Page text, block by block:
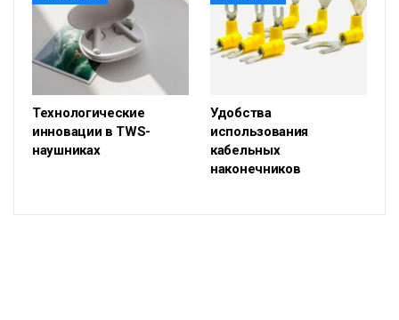
Технологические
инновации в TWS-
наушниках
Удобства
использования
кабельных
наконечников